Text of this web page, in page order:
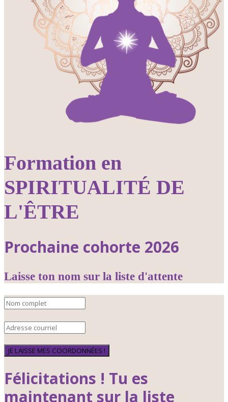
Formation en
SPIRITUALITÉ DE
L'ÊTRE
Prochaine cohorte 2026
Laisse ton nom sur la liste d'attente
JE LAISSE MES COORDONNÉES !
Félicitations ! Tu es
maintenant sur la liste